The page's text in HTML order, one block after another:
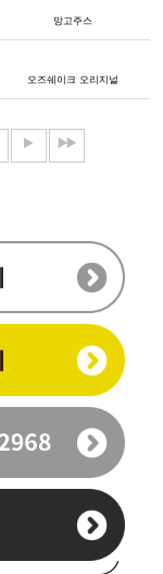
망고주스
오즈쉐이크 오리지널